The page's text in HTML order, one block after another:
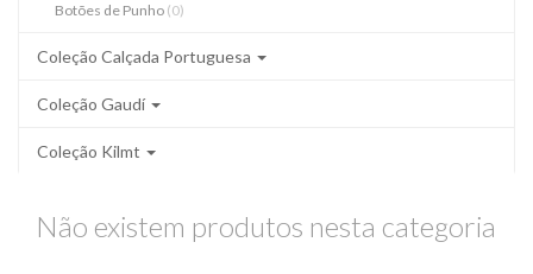
Botões de Punho (0)
Coleção Calçada Portuguesa
Coleção Gaudí
Coleção Kilmt
Não existem produtos nesta categoria